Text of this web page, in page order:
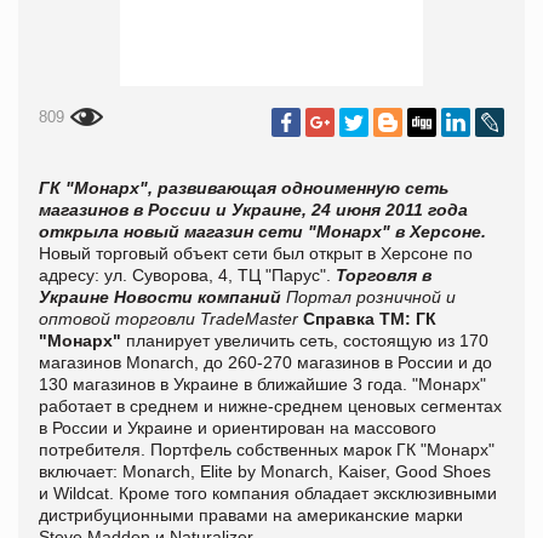
809
ГК "Монарх", развивающая одноименную сеть
магазинов в России и Украине, 24 июня 2011 года
открыла новый магазин сети "Монарх" в Херсоне.
Новый торговый объект сети был открыт в Херсоне по
адресу: ул. Суворова, 4, ТЦ "Парус". Торговля в
Украине Новости компаний Портал розничной и
оптовой торговли TradeMaster Справка ТМ: ГК
"Монарх" планирует увеличить сеть, состоящую из 170
магазинов Monarch, до 260-270 магазинов в России и до
130 магазинов в Украине в ближайшие 3 года. "Монарх"
работает в среднем и нижне-среднем ценовых сегментах
в России и Украине и ориентирован на массового
потребителя. Портфель собственных марок ГК "Монарх"
включает: Monarch, Elite by Monarch, Kaiser, Good Shoes
и Wildcat. Кроме того компания обладает эксклюзивными
дистрибуционными правами на американские марки